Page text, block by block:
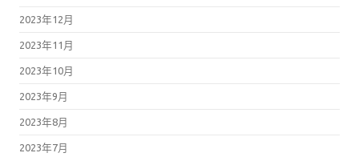
2023年12月
2023年11月
2023年10月
2023年9月
2023年8月
2023年7月